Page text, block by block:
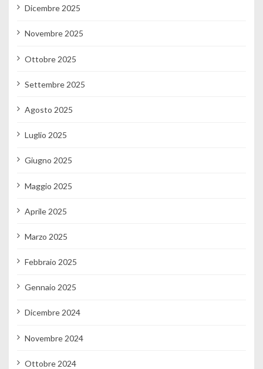
Dicembre 2025
Novembre 2025
Ottobre 2025
Settembre 2025
Agosto 2025
Luglio 2025
Giugno 2025
Maggio 2025
Aprile 2025
Marzo 2025
Febbraio 2025
Gennaio 2025
Dicembre 2024
Novembre 2024
Ottobre 2024